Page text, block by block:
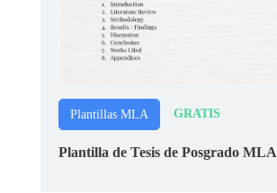
Plantillas MLA GRATIS
Plantilla de Tesis de Posgrado MLA